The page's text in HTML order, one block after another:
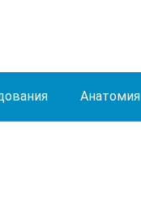
Анатомия